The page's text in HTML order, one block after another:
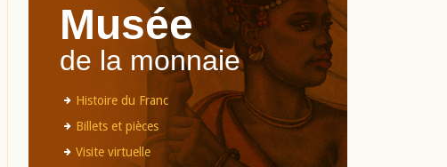
Musée
de la monnaie
Histoire du Franc
Billets et pièces
Visite virtuelle